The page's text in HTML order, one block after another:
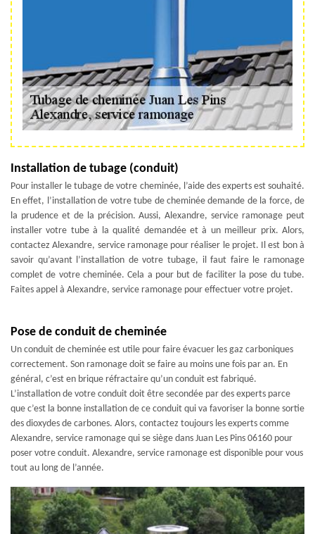
Installation de tubage (conduit)
Pour installer le tubage de votre cheminée, l’aide des experts est souhaité.
En effet, l’installation de votre tube de cheminée demande de la force, de
la prudence et de la précision. Aussi, Alexandre, service ramonage peut
installer votre tube à la qualité demandée et à un meilleur prix. Alors,
contactez Alexandre, service ramonage pour réaliser le projet. Il est bon à
savoir qu’avant l’installation de votre tubage, il faut faire le ramonage
complet de votre cheminée. Cela a pour but de faciliter la pose du tube.
Faites appel à Alexandre, service ramonage pour effectuer votre projet.
Pose de conduit de cheminée
Un conduit de cheminée est utile pour faire évacuer les gaz carboniques
correctement. Son ramonage doit se faire au moins une fois par an. En
général, c’est en brique réfractaire qu’un conduit est fabriqué.
L’installation de votre conduit doit être secondée par des experts parce
que c’est la bonne installation de ce conduit qui va favoriser la bonne sortie
des dioxydes de carbones. Alors, contactez toujours les experts comme
Alexandre, service ramonage qui se siège dans Juan Les Pins 06160 pour
poser votre conduit. Alexandre, service ramonage est disponible pour vous
tout au long de l’année.